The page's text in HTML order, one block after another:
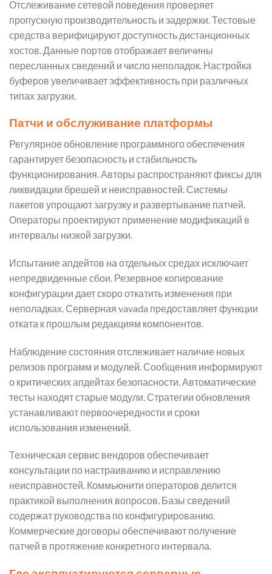
Отслеживание сетевой поведения проверяет
пропускную производительность и задержки. Тестовые
средства верифицируют доступность дистанционных
хостов. Данные портов отображает величины
пересланных сведений и число неполадок. Настройка
буферов увеличивает эффективность при различных
типах загрузки.
Патчи и обслуживание платформы
Регулярное обновление программного обеспечения
гарантирует безопасность и стабильность
функционирования. Авторы распространяют фиксы для
ликвидации брешей и неисправностей. Системы
пакетов упрощают загрузку и развертывание патчей.
Операторы проектируют применение модификаций в
интервалы низкой загрузки.
Испытание апдейтов на отдельных средах исключает
непредвиденные сбои. Резервное копирование
конфигурации дает скоро откатить изменения при
неполадках. Серверная vavada предоставляет функции
отката к прошлым редакциям компонентов.
Наблюдение состояния отслеживает наличие новых
релизов программ и модулей. Сообщения информируют
о критических апдейтах безопасности. Автоматические
тесты находят старые модули. Стратегии обновления
устанавливают первоочередности и сроки
использования изменений.
Техническая сервис вендоров обеспечивает
консультации по настраиванию и исправлению
неисправностей. Коммьюнити операторов делится
практикой выполнения вопросов. Базы сведений
содержат руководства по конфигурированию.
Коммерческие договоры обеспечивают получение
патчей в протяжение конкретного интервала.